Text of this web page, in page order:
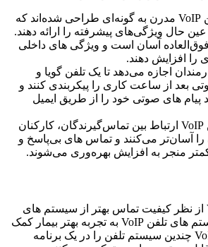
سیستم‌های تلفن VoIP مدرن به گونه‌ای طراحی شده‌اند که
حال ویژگی‌های پیشرفته را ارائه دهند.
فوق‌العاده آسان است و ویژگی‌ های داخلی
را افزایش دهند.
اجازه می‌دهد تا یک تلفن گویا و
بعد از ساعت کاری را پیکربندی کنند و
پیام‌ های صوتی خود را از طریق ایمیل
سیستم‌های تلفن VoIP ارتباط بین تماس‌گیرندگان، کارکنان
آسان‌تر می‌کنند و تماس‌ های بی‌پاسخ و
منجر به افزایش بهره‌وری می‌شوند.
سیستم‌ های تلفن VoIP از نظر کیفیت تماس بهتر از سیستم‌ های
تلفن سنتی هستند. سیستم‌ های تلفن VoIP به تجربه بهتر بیمار کمک
می‌کنند. راه‌حل‌ های VoIP چندین سیستم تلفن را در یک برنامه